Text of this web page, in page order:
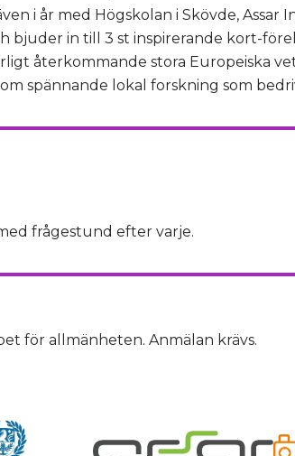
i år med Högskolan i Skövde, Assar
bjuder in till 3 st inspirerande kort-
återkommande stora Europeiska
spännande lokal forskning som
frågestund efter varje.
för allmänheten. Anmälan krävs.